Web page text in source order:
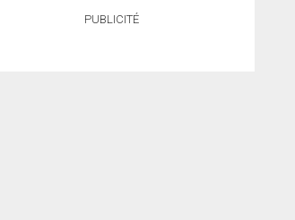
PUBLICITÉ